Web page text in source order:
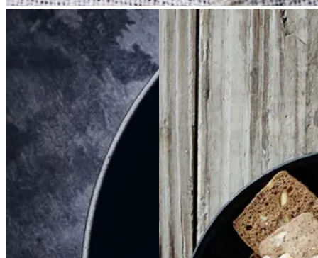
BraiseretBraiseret
oksetværreboksetvæ
rreb
Brunkager
Brunkage
r
Gem opskrift